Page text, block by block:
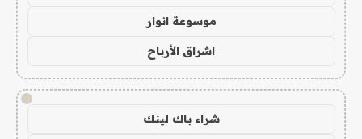
موسوعة انوار
اشراق الأرباح
!
شراء باك لينك